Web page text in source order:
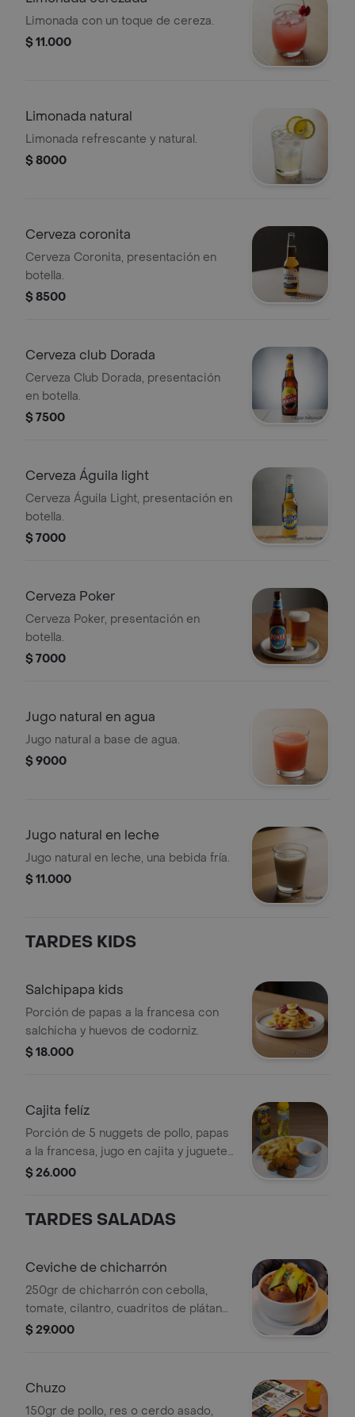
Limonada con un toque de cereza.
$ 11.000
Limonada natural
Limonada refrescante y natural.
$ 8000
Cerveza coronita
Cerveza Coronita, presentación en
botella.
$ 8500
Cerveza club Dorada
Cerveza Club Dorada, presentación
en botella.
$ 7500
Cerveza Águila light
Cerveza Águila Light, presentación en
botella.
$ 7000
Cerveza Poker
Cerveza Poker, presentación en
botella.
$ 7000
Jugo natural en agua
Jugo natural a base de agua.
$ 9000
Jugo natural en leche
Jugo natural en leche, una bebida fría.
$ 11.000
TARDES KIDS
Salchipapa kids
Porción de papas a la francesa con
salchicha y huevos de codorniz.
$ 18.000
Cajita felíz
Porción de 5 nuggets de pollo, papas
a la francesa, jugo en cajita y juguete
sorpresa.
$ 26.000
TARDES SALADAS
Ceviche de chicharrón
250gr de chicharrón con cebolla,
tomate, cilantro, cuadritos de plátano
maduro y aguacate, bañado de zumo
$ 29.000
Chuzo
150gr de pollo, res o cerdo asado,